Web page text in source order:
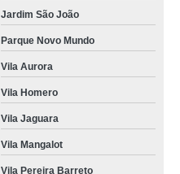
Jardim São João
Parque Novo Mundo
Vila Aurora
Vila Homero
Vila Jaguara
Vila Mangalot
Vila Pereira Barreto